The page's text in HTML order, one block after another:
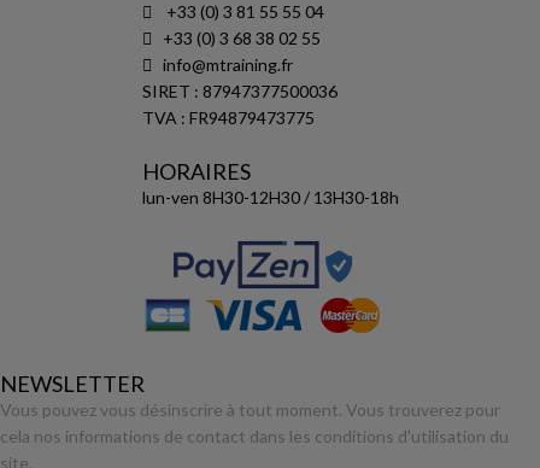
+33 (0) 3 81 55 55 04
+33 (0) 3 68 38 02 55
info@mtraining.fr
SIRET : 87947377500036
TVA : FR94879473775
HORAIRES
lun-ven 8H30-12H30 / 13H30-18h
NEWSLETTER
Vous pouvez vous désinscrire à tout moment. Vous trouverez pour
cela nos informations de contact dans les conditions d'utilisation du
site.